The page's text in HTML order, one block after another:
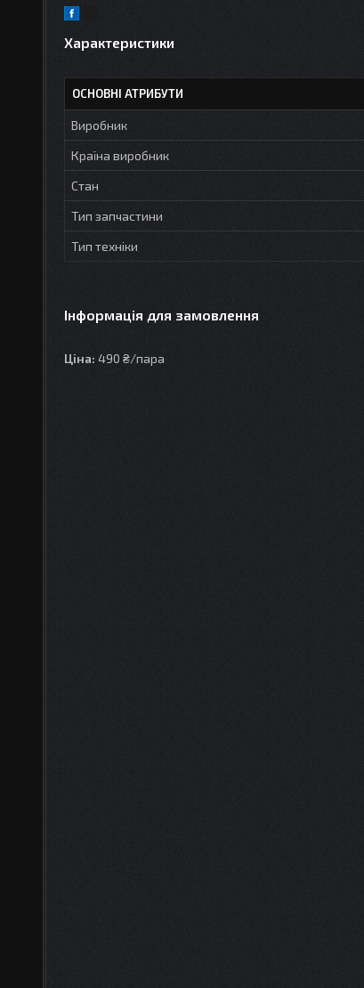
Характеристики
ОСНОВНІ АТРИБУТИ
Виробник
Країна виробник
Стан
Тип запчастини
Тип техніки
Інформація для замовлення
Ціна: 490 ₴/пара